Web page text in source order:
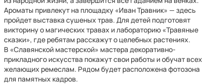
Ароматы привлекут на площадку «Иван Травник» — здесь
пройдет выставка сушеных трав. Для детей подготовят
викторину о магических травах и лабораторию «Травяные
сказки», где ребятам расскажут о целебных растениях.
В «Славянской мастерской» мастера декоративно-
прикладного искусства покажут свои работы и обучат всех
желающих ремеслам. Рядом будет расположена фотозона
для памятных кадров.